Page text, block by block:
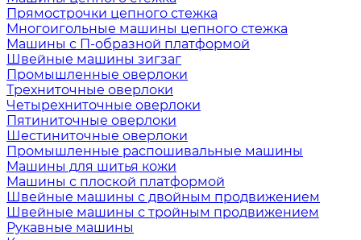
Прямострочки цепного стежка
Многоигольные машины цепного стежка
Машины с П-образной платформой
Швейные машины зигзаг
Промышленные оверлоки
Трехниточные оверлоки
Четырехниточные оверлоки
Пятиниточные оверлоки
Шестиниточные оверлоки
Промышленные распошивальные машины
Машины для шитья кожи
Машины с плоской платформой
Швейные машины с двойным продвижением
Швейные машины с тройным продвижением
Рукавные машины